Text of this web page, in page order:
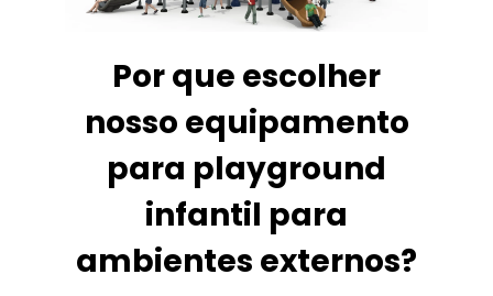
Por que escolher
nosso equipamento
para playground
infantil para
ambientes externos?